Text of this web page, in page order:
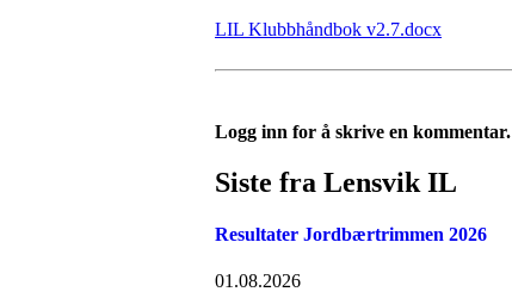
LIL Klubbhåndbok v2.7.docx
Logg inn for å skrive en kommentar.
Siste fra Lensvik IL
Resultater Jordbærtrimmen 2026
01.08.2026